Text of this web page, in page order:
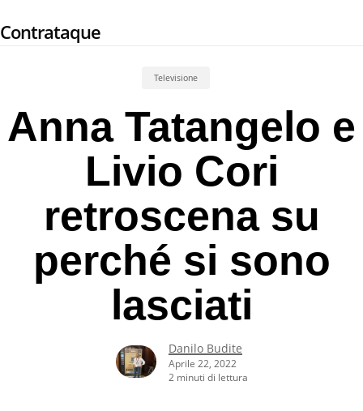
to
Contrataque
Televisione
Anna Tatangelo e
Livio Cori
retroscena su
perché si sono
lasciati
Danilo Budite
Aprile 22, 2022
2 minuti di lettura